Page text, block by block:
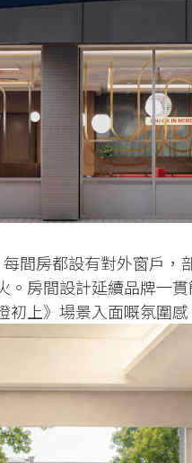
間房都設有對外窗戶，
。房間設計延續品牌一
上》場景入面嘅氛圍感